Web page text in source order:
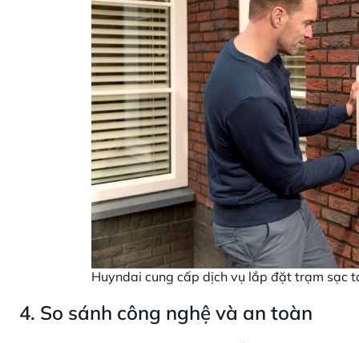
Huyndai cung cấp dịch vụ lắp đặt trạm sạc
4. So sánh công nghệ và an toàn